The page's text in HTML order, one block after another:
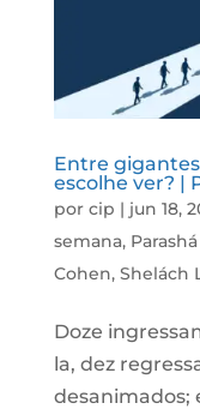
Entre
escolhe ver? |
por cip | jun 18,
semana,
Cohen, Shelách
Doze
la, dez
desanimados;